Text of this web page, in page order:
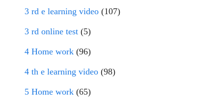
3 rd e learning video (107)
3 rd online test (5)
4 Home work (96)
4 th e learning video (98)
5 Home work (65)